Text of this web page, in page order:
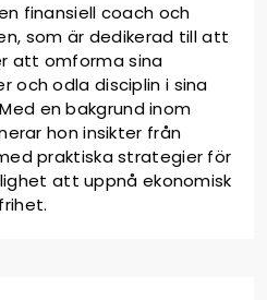
finansiell coach och
som är dedikerad till att
att omforma sina
och odla disciplin i sina
en bakgrund inom
hon insikter från
praktiska strategier för
att uppnå ekonomisk
frihet.